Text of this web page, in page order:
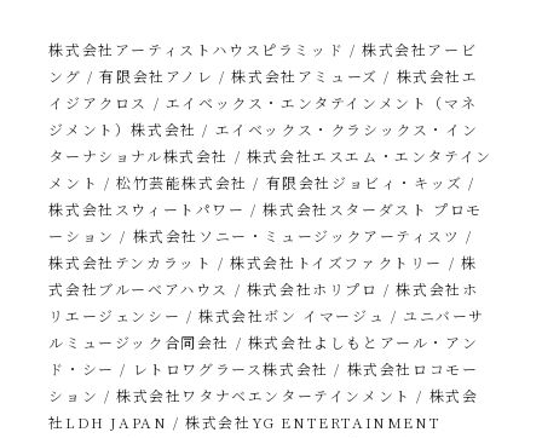
株式会社アーティストハウスピラミッド / 株式会社アービ
ング / 有限会社アノレ / 株式会社アミューズ / 株式会社エ
イジアクロス / エイベックス・エンタテインメント（マネ
ジメント）株式会社 / エイベックス・クラシックス・イン
ターナショナル株式会社 / 株式会社エスエム・エンタテイン
メント / 松竹芸能株式会社 / 有限会社ジョビィ・キッズ /
株式会社スウィートパワー / 株式会社スターダスト プロモ
ーション / 株式会社ソニー・ミュージックアーティスツ /
株式会社テンカラット / 株式会社トイズファクトリー / 株
式会社ブルーベアハウス / 株式会社ホリプロ / 株式会社ホ
リエージェンシー / 株式会社ボン イマージュ / ユニバーサ
ルミュージック合同会社 / 株式会社よしもとアール・アン
ド・シー / レトロワグラース株式会社 / 株式会社ロコモー
ション / 株式会社ワタナベエンターテインメント / 株式会
社LDH JAPAN / 株式会社YG ENTERTAINMENT